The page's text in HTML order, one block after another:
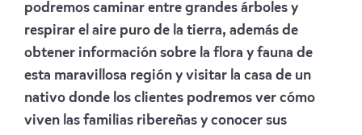
podremos caminar entre grandes árboles y
respirar el aire puro de la tierra, además de
obtener información sobre la flora y fauna de
esta maravillosa región y visitar la casa de un
nativo donde los clientes podremos ver cómo
viven las familias ribereñas y conocer sus